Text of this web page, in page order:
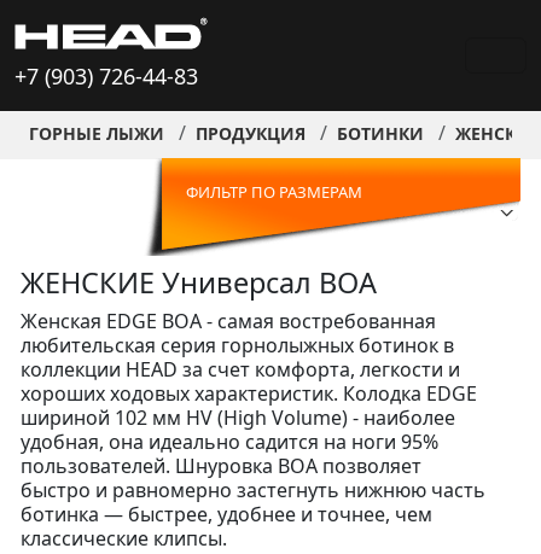
+7 (903) 726-44-83
ГОРНЫЕ ЛЫЖИ ПРОДУКЦИЯ БОТИНКИ ЖЕНСКИЕ
ФИЛЬТР ПО РАЗМЕРАМ
ЖЕНСКИЕ Универсал BOA
Женская EDGE BOA - самая востребованная
любительская серия горнолыжных ботинок в
коллекции HEAD за счет комфорта, легкости и
хороших ходовых характеристик. Колодка EDGE
шириной 102 мм HV (High Volume) - наиболее
удобная, она идеально садится на ноги 95%
пользователей. Шнуровка BOA позволяет
быстро и равномерно застегнуть нижнюю часть
ботинка — быстрее, удобнее и точнее, чем
классические клипсы.